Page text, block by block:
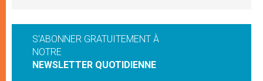
S'ABONNER GRATUITEMENT À
NOTRE
NEWSLETTER QUOTIDIENNE